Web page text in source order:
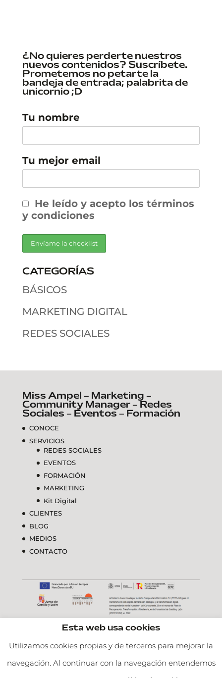
¿No quieres perderte nuestros
nuevos contenidos? Suscríbete.
Prometemos no petarte la
bandeja de entrada; palabrita de
unicornio ;D
Tu nombre
Tu mejor email
He leído y acepto los términos
y condiciones
CATEGORÍAS
BÁSICOS
MARKETING DIGITAL
REDES SOCIALES
Miss Ampel – Marketing –
Community Manager – Redes
Sociales – Eventos – Formación
CONOCE
SERVICIOS
REDES SOCIALES
EVENTOS
FORMACIÓN
MARKETING
Kit Digital
CLIENTES
BLOG
MEDIOS
CONTACTO
Esta web usa cookies
Utilizamos cookies propias y de terceros para mejorar la
navegación. Al continuar con la navegación entendemos